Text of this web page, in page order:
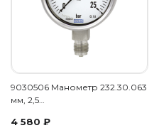
9030506 Манометр 232.30.063
мм, 2,5…
4 580 ₽